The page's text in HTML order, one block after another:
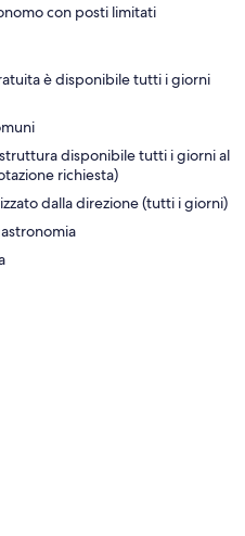
con posti limitati
è disponibile tutti i giorni
disponibile tutti i giorni al
richiesta)
dalla direzione (tutti i giorni)